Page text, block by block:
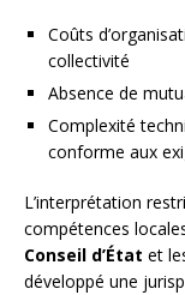
Coûts
collectivité
Absence de
Complexité
conforme aux
L’interprétation
compétences
Conseil d’État et
développé une